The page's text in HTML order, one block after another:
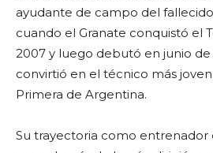
ayudante de campo del
cuando el Granate conquistó el
2007 y luego debutó en junio
convirtió en el técnico más
Primera de Argentina.
Su trayectoria como entrenador